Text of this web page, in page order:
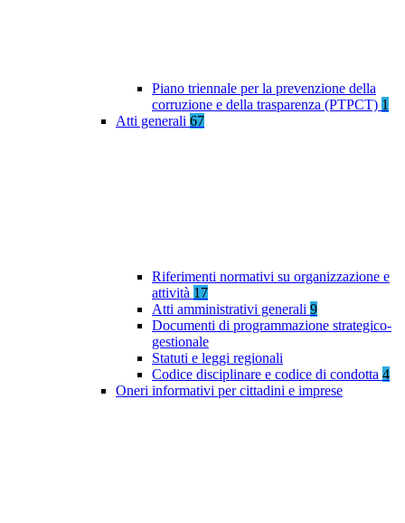
Piano triennale per la prevenzione della
corruzione e della trasparenza (PTPCT) 1
Atti generali 67
Riferimenti normativi su organizzazione e
attività 17
Atti amministrativi generali 9
Documenti di programmazione strategico-
gestionale
Statuti e leggi regionali
Codice disciplinare e codice di condotta 4
Oneri informativi per cittadini e imprese